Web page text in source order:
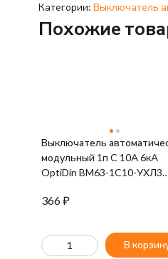
Категории: Выключатель
Похожие
Выключатель
модульный 1п C 10А 6кА
OptiDin BM63-1C10-УХЛ3
366₽
В